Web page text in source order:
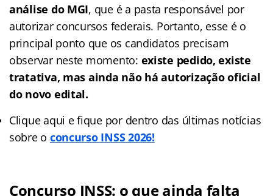
análise do MGI, que é a pasta responsável por
autorizar concursos federais. Portanto, esse é o
principal ponto que os candidatos precisam
observar neste momento: existe pedido, existe
tratativa, mas ainda não há autorização oficial
do novo edital.
Clique aqui e fique por dentro das últimas notícias
sobre o concurso INSS 2026!
Concurso INSS: o que ainda falta